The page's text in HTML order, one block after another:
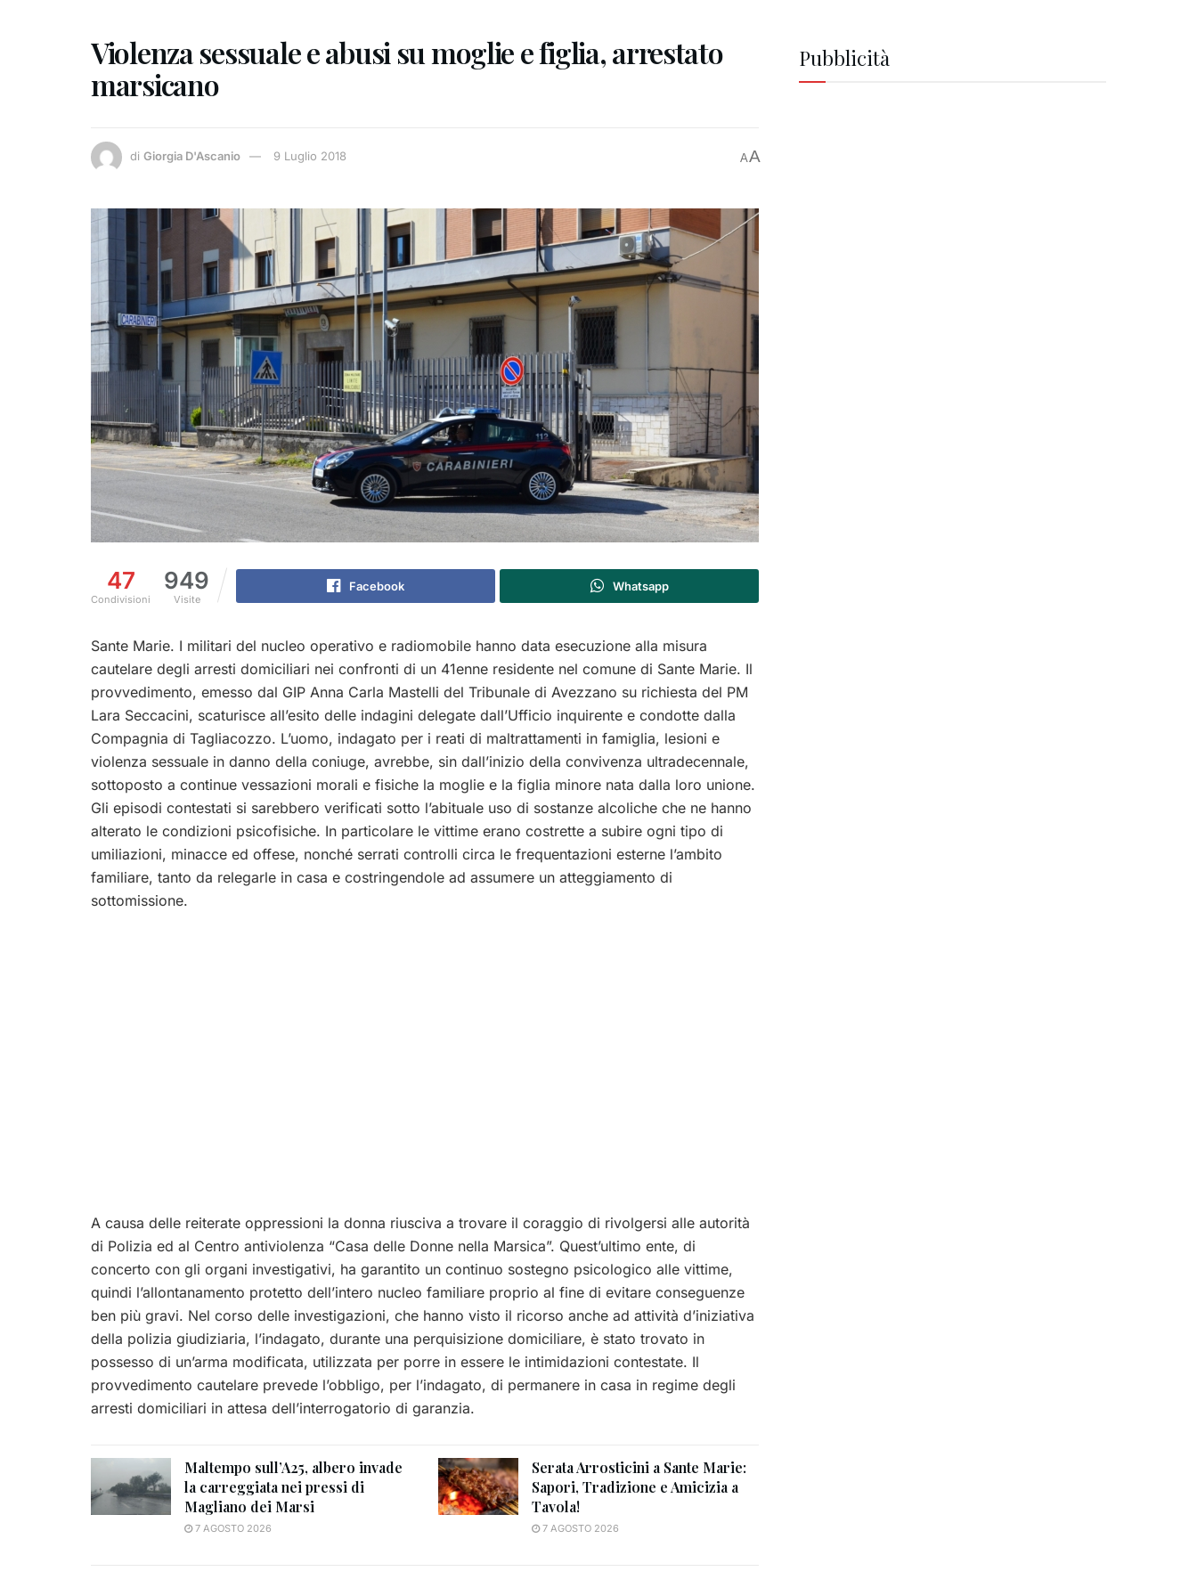
Violenza sessuale e abusi su moglie e figlia, arrestato
marsicano
di Giorgia D'Ascanio 9 Luglio 2018 AA
47
Condivisioni
949
Visite
Facebook Whatsapp
Sante Marie. I militari del nucleo operativo e radiomobile hanno data esecuzione alla misura
cautelare degli arresti domiciliari nei confronti di un 41enne residente nel comune di Sante Marie. Il
provvedimento, emesso dal GIP Anna Carla Mastelli del Tribunale di Avezzano su richiesta del PM
Lara Seccacini, scaturisce all’esito delle indagini delegate dall’Ufficio inquirente e condotte dalla
Compagnia di Tagliacozzo. L’uomo, indagato per i reati di maltrattamenti in famiglia, lesioni e
violenza sessuale in danno della coniuge, avrebbe, sin dall’inizio della convivenza ultradecennale,
sottoposto a continue vessazioni morali e fisiche la moglie e la figlia minore nata dalla loro unione.
Gli episodi contestati si sarebbero verificati sotto l’abituale uso di sostanze alcoliche che ne hanno
alterato le condizioni psicofisiche. In particolare le vittime erano costrette a subire ogni tipo di
umiliazioni, minacce ed offese, nonché serrati controlli circa le frequentazioni esterne l’ambito
familiare, tanto da relegarle in casa e costringendole ad assumere un atteggiamento di
sottomissione.
A causa delle reiterate oppressioni la donna riusciva a trovare il coraggio di rivolgersi alle autorità
di Polizia ed al Centro antiviolenza “Casa delle Donne nella Marsica”. Quest’ultimo ente, di
concerto con gli organi investigativi, ha garantito un continuo sostegno psicologico alle vittime,
quindi l’allontanamento protetto dell’intero nucleo familiare proprio al fine di evitare conseguenze
ben più gravi. Nel corso delle investigazioni, che hanno visto il ricorso anche ad attività d’iniziativa
della polizia giudiziaria, l’indagato, durante una perquisizione domiciliare, è stato trovato in
possesso di un’arma modificata, utilizzata per porre in essere le intimidazioni contestate. Il
provvedimento cautelare prevede l’obbligo, per l’indagato, di permanere in casa in regime degli
arresti domiciliari in attesa dell’interrogatorio di garanzia.
Maltempo sull’A25, albero invade
la carreggiata nei pressi di
Magliano dei Marsi
7 AGOSTO 2026
Serata Arrosticini a Sante Marie:
Sapori, Tradizione e Amicizia a
Tavola!
7 AGOSTO 2026
Pubblicità